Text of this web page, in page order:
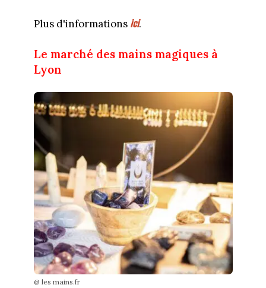
Plus d'informations ici.
Le marché des mains magiques à
Lyon
@ les mains.fr